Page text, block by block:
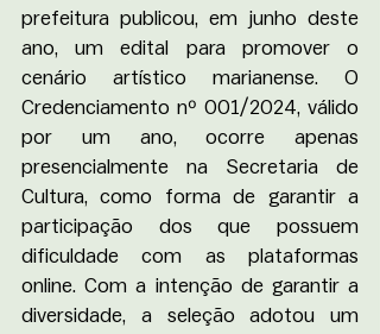
prefeitura publicou, em junho deste
ano, um edital para promover o
cenário artístico marianense. O
Credenciamento nº 001/2024, válido
por um ano, ocorre apenas
presencialmente na Secretaria de
Cultura, como forma de garantir a
participação dos que possuem
dificuldade com as plataformas
online. Com a intenção de garantir a
diversidade, a seleção adotou um